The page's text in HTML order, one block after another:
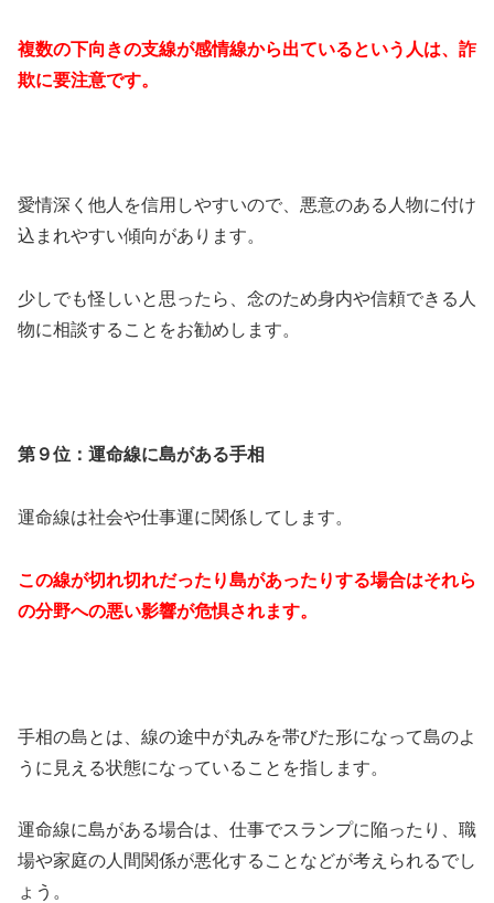
複数の下向きの支線が感情線から出ているという人は、詐
欺に要注意です。
愛情深く他人を信用しやすいので、悪意のある人物に付け
込まれやすい傾向があります。
少しでも怪しいと思ったら、念のため身内や信頼できる人
物に相談することをお勧めします。
第９位：運命線に島がある手相
運命線は社会や仕事運に関係してします。
この線が切れ切れだったり島があったりする場合はそれら
の分野への悪い影響が危惧されます。
手相の島とは、線の途中が丸みを帯びた形になって島のよ
うに見える状態になっていることを指します。
運命線に島がある場合は、仕事でスランプに陥ったり、職
場や家庭の人間関係が悪化することなどが考えられるでし
ょう。